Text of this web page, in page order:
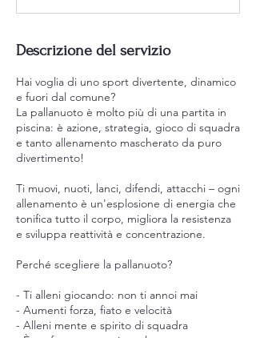
Descrizione del servizio
Hai voglia di uno sport divertente, dinamico
e fuori dal comune?
La pallanuoto è molto più di una partita in
piscina: è azione, strategia, gioco di squadra
e tanto allenamento mascherato da puro
divertimento!
Ti muovi, nuoti, lanci, difendi, attacchi – ogni
allenamento è un'esplosione di energia che
tonifica tutto il corpo, migliora la resistenza
e sviluppa reattività e concentrazione.
Perché scegliere la pallanuoto?
- Ti alleni giocando: non ti annoi mai
- Aumenti forza, fiato e velocità
- Alleni mente e spirito di squadra